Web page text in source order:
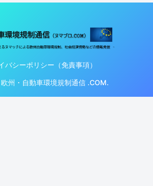
バシーポリシー（免責事項）
州・自動車環境規制通信 .COM.